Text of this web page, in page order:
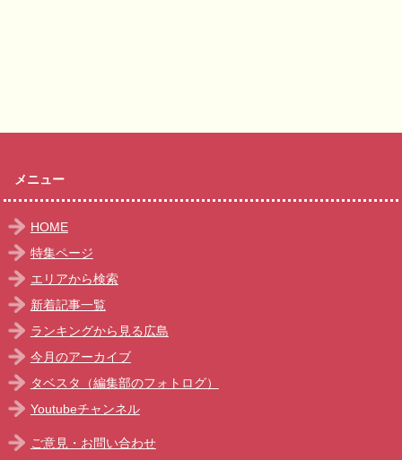
メニュー
HOME
特集ページ
エリアから検索
新着記事一覧
ランキングから見る広島
今月のアーカイブ
タベスタ（編集部のフォトログ）
Youtubeチャンネル
ご意見・お問い合わせ